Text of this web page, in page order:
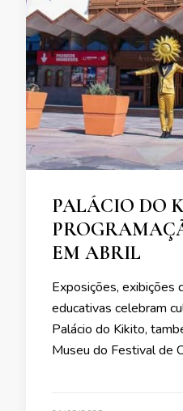
PALÁCIO DO
EM ABRIL
Exposições, exibições
educativas celebram
Palácio do Kikito,
Museu do Festival de